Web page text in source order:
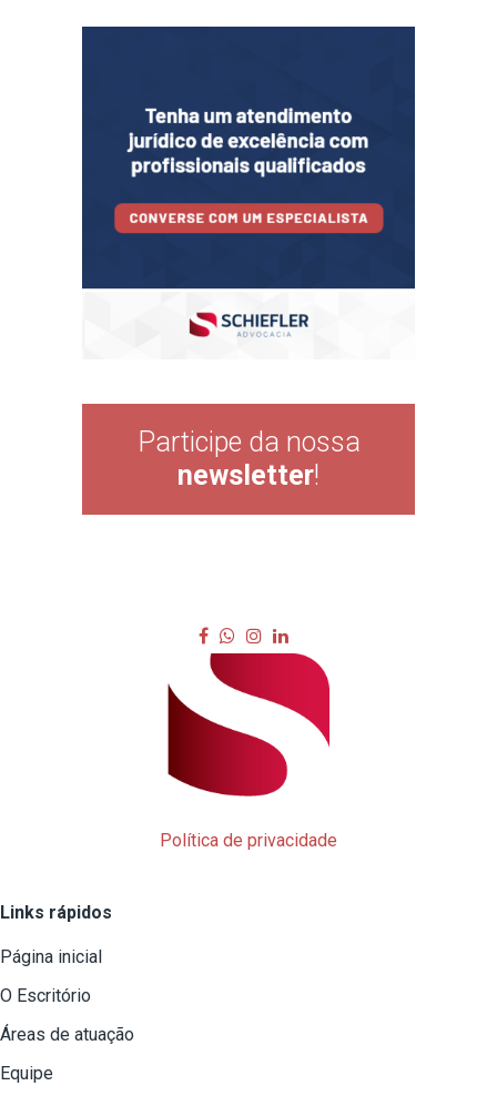
Participe da nossa
newsletter!
Política de privacidade
Links rápidos
Página inicial
O Escritório
Áreas de atuação
Equipe